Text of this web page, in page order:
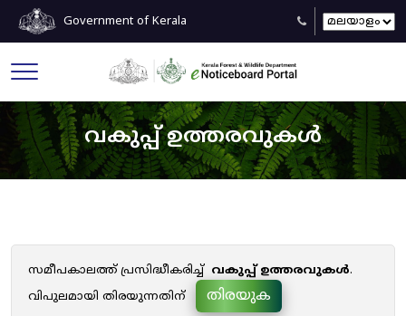
Government of Kerala
വകുപ്പ് ഉത്തരവുകൾ
സമീപകാലത്ത് പ്രസിദ്ധീകരിച്ച് വകുപ്പ് ഉത്തരവുകൾ.
വിപുലമായി തിരയുന്നതിന്
തിരയുക